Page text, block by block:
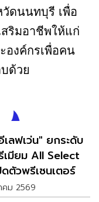
วัดนนทบุรี เพื่อ
ริมอาชีพให้แก่
องค์กรเพื่อคน
ด้วย
เลฟเว่น" ยกระดับ
มียม All Select
ตัวพรีเซนเตอร์
ง หฤษฎ์
ม 2569